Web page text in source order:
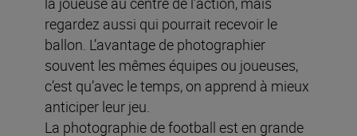
regardez aussi qui pourrait recevoir le
ballon. L’avantage de photographier
souvent les mêmes équipes ou joueuses,
c’est qu’avec le temps, on apprend à mieux
anticiper leur jeu.
La photographie de football est en grande